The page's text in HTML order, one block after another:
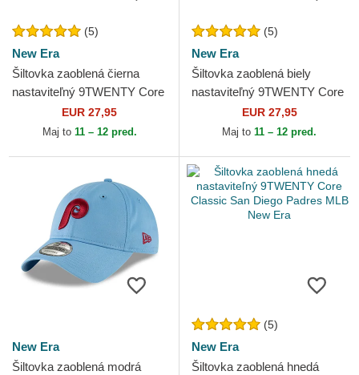
(5)
New Era
Šiltovka zaoblená čierna
nastaviteľný 9TWENTY Core
Classic Pittsburgh Pirates
MLB New Era
EUR 27,95
Maj to 11 – 12 pred.
(5)
New Era
Šiltovka zaoblená biely
nastaviteľný 9TWENTY Core
Classic Chicago White Sox
MLB New Era
EUR 27,95
Maj to 11 – 12 pred.
New Era
Šiltovka zaoblená modrá
(5)
New Era
Šiltovka zaoblená hnedá